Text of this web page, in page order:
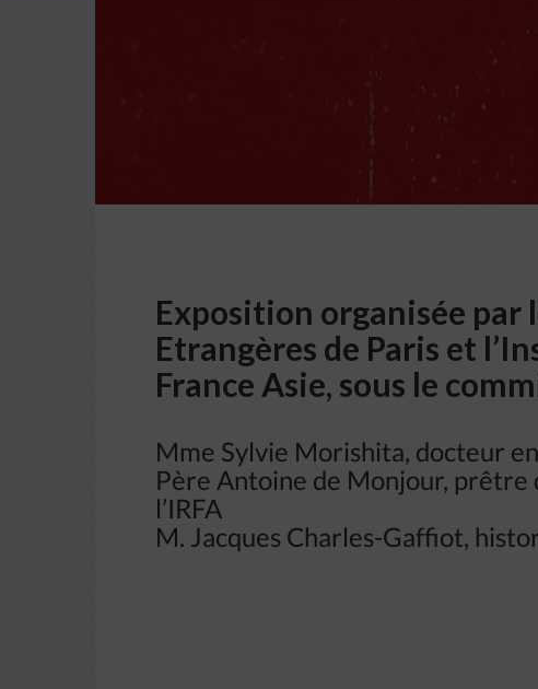
Exposition organisée par
Etrangères de Paris et
France Asie, sous le
Mme Sylvie Morishita, docteur
Père Antoine de Monjour, prêtre
l’IRFA
M. Jacques Charles-Gaffiot,